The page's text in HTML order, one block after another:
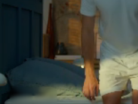
et s’appuie sur un
décennies d’innovation au
fiable, durable et
Chaque dormeur peut
équilibrée, ferme ou très
bon sommier, vous
la longévité de votre
Parents, enfants, invités :
trouver le bon confort et